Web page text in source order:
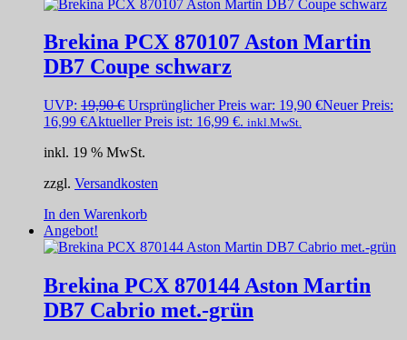
Brekina PCX 870107 Aston Martin
DB7 Coupe schwarz
UVP: 19,90€ Ursprünglicher Preis war: 19,90 €Neuer Preis:
16,99 €Aktueller Preis ist: 16,99 €. inkl.MwSt.
inkl. 19 % MwSt.
zzgl. Versandkosten
In den Warenkorb
Angebot!
Brekina PCX 870144 Aston Martin
DB7 Cabrio met.-grün